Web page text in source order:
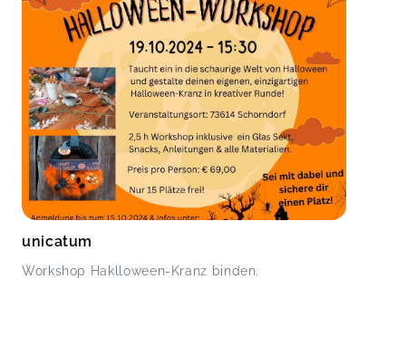
unicatum
Workshop Haklloween-Kranz binden.